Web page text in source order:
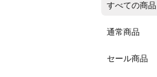
すべての商品
通常商品
セール商品